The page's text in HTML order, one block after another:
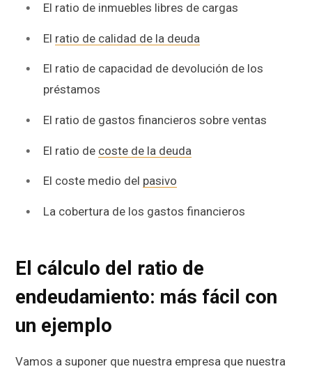
El ratio de inmuebles libres de cargas
El ratio de calidad de la deuda
El ratio de capacidad de devolución de los
préstamos
El ratio de gastos financieros sobre ventas
El ratio de coste de la deuda
El coste medio del pasivo
La cobertura de los gastos financieros
El cálculo del ratio de
endeudamiento: más fácil con
un ejemplo
Vamos a suponer que nuestra empresa que nuestra